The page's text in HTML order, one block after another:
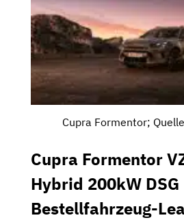
Cupra Formentor;
Cupra Formentor
Hybrid 200kW DSG
Bestellfahrzeug-